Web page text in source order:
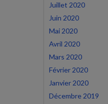
Juillet 2020
Juin 2020
Mai 2020
Avril 2020
Mars 2020
Février 2020
Janvier 2020
Décembre 2019